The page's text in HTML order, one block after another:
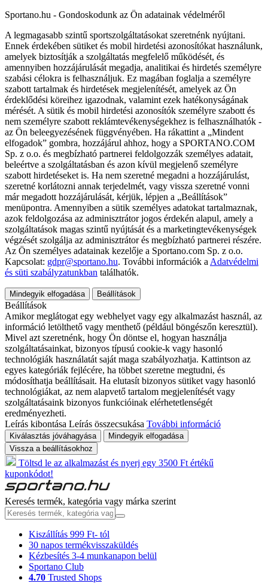
Sportano.hu - Gondoskodunk az Ön adatainak védelméről
A legmagasabb szintű sportszolgáltatásokat szeretnénk nyújtani.
Ennek érdekében sütiket és mobil hirdetési azonosítókat használunk,
amelyek biztosítják a szolgáltatás megfelelő működését, és
amennyiben hozzájárulását megadja, analitikai és hirdetés személyre
szabási célokra is felhasználjuk. Ez magában foglalja a személyre
szabott tartalmak és hirdetések megjelenítését, amelyek az Ön
érdeklődési köreihez igazodnak, valamint ezek hatékonyságának
mérését. A sütik és mobil hirdetési azonosítók személyre szabott és
nem személyre szabott reklámtevékenységekhez is felhasználhatók -
az Ön beleegyezésének függvényében. Ha rákattint a „Mindent
elfogadok” gombra, hozzájárul ahhoz, hogy a SPORTANO.COM
Sp. z o.o. és megbízható partnerei feldolgozzák személyes adatait,
beleértve a szolgáltatásban és azon kívül megjelenő személyre
szabott hirdetéseket is. Ha nem szeretné megadni a hozzájárulást,
szeretné korlátozni annak terjedelmét, vagy vissza szeretné vonni
már megadott hozzájárulását, kérjük, lépjen a „Beállítások”
menüpontra. Amennyiben a sütik személyes adatokat tartalmaznak,
azok feldolgozása az adminisztrátor jogos érdekén alapul, amely a
szolgáltatások magas szintű nyújtását és a marketingtevékenységek
végzését szolgálja az adminisztrátor és megbízható partnerei részére.
Az Ön személyes adatainak kezelője a Sportano.com Sp. z o.o.
Kapcsolat: gdpr@sportano.hu. További információk a Adatvédelmi
és süti szabályzatunkban találhatók.
Mindegyik elfogadása Beállítások
Beállítások
Amikor meglátogat egy webhelyet vagy egy alkalmazást használ, az
információ letölthető vagy menthető (például böngészőn keresztül).
Mivel azt szeretnénk, hogy Ön döntse el, hogyan használja
szolgáltatásainkat, bizonyos típusú cookie-k vagy hasonló
technológiák használatát saját maga szabályozhatja. Kattintson az
egyes kategóriák fejlécére, ha többet szeretne megtudni, és
módosíthatja beállításait. Ha elutasít bizonyos sütiket vagy hasonló
technológiákat, az nem alapvető tartalom megjelenítését vagy
szolgáltatásaink bizonyos funkcióinak elérhetetlenségét
eredményezheti.
Leírás kibontása Leírás összecsukása További információ
Kiválasztás jóváhagyása
Mindegyik elfogadása
Vissza a beállításokhoz
Töltsd le az alkalmazást és nyerj egy 3500 Ft értékű
kuponkódot!
Keresés termék, kategória vagy márka szerint
Kiszállítás 999 Ft- tól
30 napos termékvisszaküldés
Kézbesítés 3-4 munkanapon belül
Sportano Club
4.70 Trusted Shops